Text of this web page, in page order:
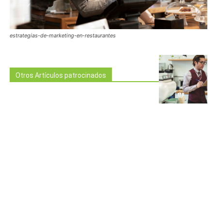
estrategias-de-marketing-en-restaurantes
Otros Artículos patrocinados